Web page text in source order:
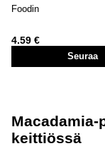
Foodin
4.59 €
Seuraa
keittiössä